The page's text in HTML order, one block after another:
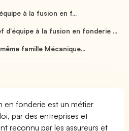
à la fusion en f...
d'équipe à la fusion en fonderie ...
famille Mécanique...
en fonderie est un métier
par des entreprises et
reconnu par les assureurs et